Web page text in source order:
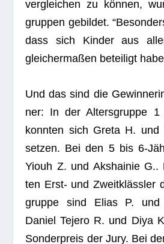
ver­glei­chen zu kön­nen,
grup­pen gebil­det.
dass sich Kin­der aus
glei­cher­ma­ßen betei­ligt
Und das sind die
ner: In der Alters­gruppe
konn­ten sich Greta H.
set­zen. Bei den 5 bis
Yiouh Z. und Aks­hai­nie
ten Erst- und Zweit­kläss­ler
gruppe sind Elias P.
Daniel Tejero R. und Diya
Son­der­preis der Jury. Bei